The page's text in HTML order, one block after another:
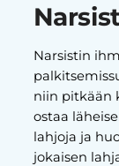
Narsistin
niin pitkään
ostaa
lahjoja ja
jokaisen